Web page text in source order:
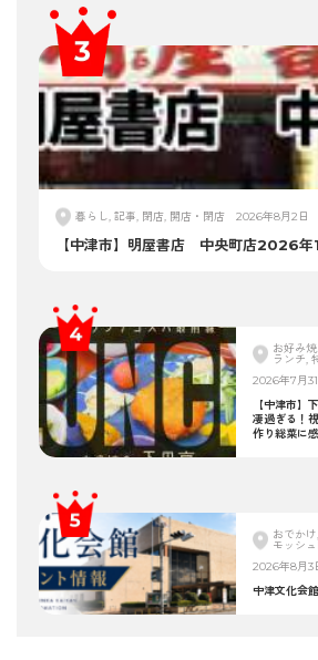
暮らし, 記事, 閉店, 開店・閉店 2026年8月2日
【中津市】明屋書店 中央町店2026
お好み
ランチ,
2026年7月
【中津市】
凄過ぎる！
作り総菜に
おでか
モッシ
2026年8月3
中津文化会